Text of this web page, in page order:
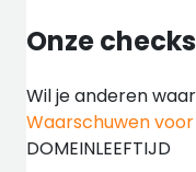
Onze checks
Wil je anderen
Waarschuwen
DOMEINLEEFTIJD